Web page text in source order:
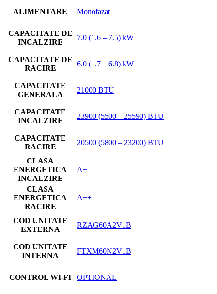
ALIMENTARE Monofazat
CAPACITATE DE
INCALZIRE
7.0 (1.6 – 7.5) kW
CAPACITATE DE
RACIRE
6.0 (1.7 – 6.8) kW
CAPACITATE
GENERALA
21000 BTU
CAPACITATE
INCALZIRE
23900 (5500 – 25590) BTU
CAPACITATE
RACIRE
20500 (5800 – 23200) BTU
CLASA
ENERGETICA
INCALZIRE
A+
CLASA
ENERGETICA
RACIRE
A++
COD UNITATE
EXTERNA
RZAG60A2V1B
COD UNITATE
INTERNA
FTXM60N2V1B
CONTROL WI-FI OPTIONAL